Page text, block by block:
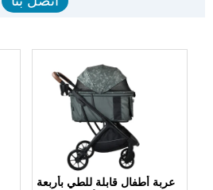
عربة أطفال قابلة للطي بأربعة